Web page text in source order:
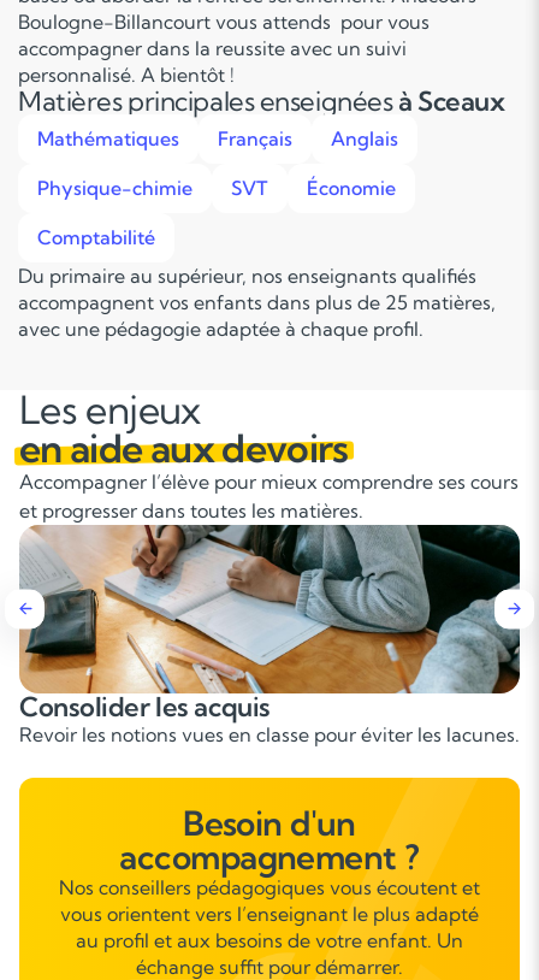
Boulogne-Billancourt vous attends pour vous
accompagner dans la reussite avec un suivi
personnalisé. A bientôt !
Matières principales enseignéesà Sceaux
Mathématiques Français Anglais
Physique-chimie SVT Économie
Comptabilité
Du primaire au supérieur, nos enseignants qualifiés
accompagnent vos enfants dans plus de 25 matières,
avec une pédagogie adaptée à chaque profil.
Les enjeux
en aide aux devoirs
Accompagner l’élève pour mieux comprendre ses cours
et progresser dans toutes les matières.
Apprendre à s’organiser
Méthodes pour gérer les devoirs et le temps d’étude.
Besoin d'un
accompagnement ?
Nos conseillers pédagogiques vous écoutent et
vous orientent vers l’enseignant le plus adapté
au profil et aux besoins de votre enfant. Un
échange suffit pour démarrer.